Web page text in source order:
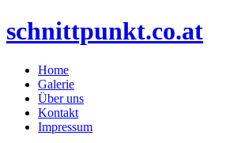
schnittpunkt.co.at
Home
Galerie
Über uns
Kontakt
Impressum